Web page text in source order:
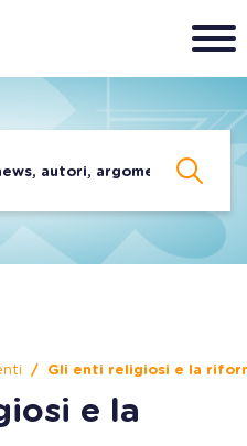
Gli enti religiosi e la
e la